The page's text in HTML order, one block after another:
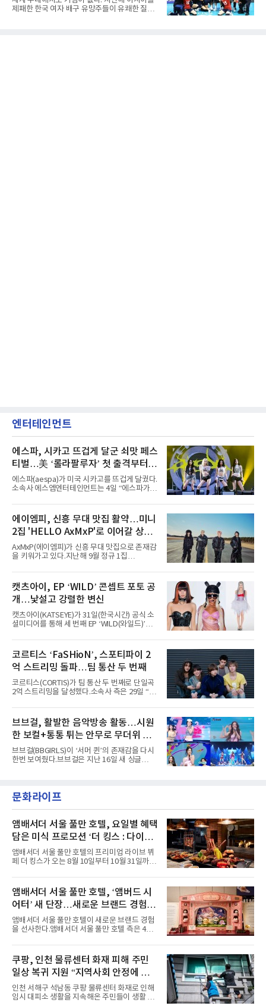
줄스(라트비아) 감독이 이끄는 대표팀은 지난달
6일 FIBA 월드컵 예선 1라운드 6차전에서 일본
제패한 한국 여자 배구 유망주들이 유쾌한 질주
엔터테인먼트
에스파, 시카고 뜨겁게 달군 쇠맛 페스
티벌…美 ‘롤라팔루자’ 첫 출격부터
증명한 존재감
에스파(aespa)가 미국 시카고를 뜨겁게 달궜다.
소속사 에스엠엔터테인먼트는 4일 “에스파가
서 열린 ‘롤라팔루자 시카고’(Lollapalooza
Chicago)의 알리안츠 스테이지에 올랐다”며
“총 14곡으로 구성된 세트리스트를 선사, 데뷔 7
년 차다운 노련한 무대 매너와 파워풀한 에너지
로 현장의 분위기를 압도했다”고 밝혔다.1991
년 시작된 ‘롤라팔루자’는 8개 스테이지, 170여
팀의 아티스트와 40만 명 이상의 관객이 운집하
코르티스 등 K팝 스타들이 출연진 명단에 이름
을 올렸다.이날 에스파는
에이엠피, 신흥 무대 맛집 활약…미니
2집 'HELLO AxMxP'로 이어갈 상승
세
AxMxP(에이엠피)가 신흥 무대 맛집으로 존재감
을 키워가고 있다.지난해 9월 정규 1집
AxMxP는 데뷔 전부터 버스킹과 각종 페스티벌,
공연 무대에 오르며 실전 경험을 쌓아왔다.이들
은 소속사 패밀리 콘서트를 비롯해 '뷰티풀 민트
라이프 2025', '2025 부산국제록페스티벌' 등 대
형 무대에 잇달아 출연해 당찬 에너지와 풋풋한
매력으로 음악팬들의 눈도장을 찍었다.이후
AxMxP는 '카운트다운 판타지 2025-2026',
정적인 실력을 입증했고, 올해 '2026 어썸뮤직
페스티벌', '뷰티풀 민트 라이프 2026', '2026
캣츠아이, EP ‘WILD’ 콘셉트 포토 공
개…낯설고 강렬한 변신
캣츠아이(KATSEYE)가 31일(한국시간) 공식 소
셜미디어를 통해 세 번째 EP ‘WILD(와일드)’의
heart(와일드 하트)’라는 제목이 붙은 콘셉트 포
토에는 멤버들의 본능적이고 야성적인 면모가
강렬하게 담겼다. 짙은 아이섀도와 푸른빛·금빛·
붉은빛의 컬러 렌즈가 비현실적인 분위기를 자
아내고, 여러 원색이 불규칙하게 뒤섞인 멀티컬
러 헤어와 과감한 블루·블랙 립 메이크업이 낯설
고도 매혹적인 비주얼을 완성했다.스타일링 역
엣을 거침없이 결합했다. 멤버들은 각기 다른 개
성을 살린 스타일링을 선
코르티스 ‘FaSHioN’, 스포티파이 2
억 스트리밍 돌파…팀 통산 두 번째
코르티스(CORTIS)가 팀 통산 두 번째로 단일곡
2억 스트리밍을 달성했다.소속사 측은 29일 “코
벌 오디오·음원 스트리밍 플랫폼 스포티파이에
서 27일 자로 누적 재생 수 2억 회를 돌파했
다”고 밝혔다.곡이 발표된 지 약 10개월 만이다.
팀의 첫 번째 2억 스트리밍 곡은 동일 음반에 수
록된 ‘GO!’다. 이 노래는 공개 약 9개월 만인 지
난달 26일 자에 2억 고지를 밟았다. 이는 최근 5
년 내 데뷔한 보이그룹의 곡 중 최단기 2억 달성
했다. “내 티, 5 bucks 바지는, 만원” 등 멤버들
의 라이프 스타일
브브걸, 활발한 음악방송 활동…시원
한 보컬+통통 튀는 안무로 무더위 사
냥
브브걸(BBGIRLS)이 ‘서머 퀸’의 존재감을 다시
한번 보여줬다.브브걸은 지난 16일 새 싱글
MBC '쇼! 음악중심', SBS '인기가요' 등 주요 음
악방송 무대에 올라 화려한 퍼포먼스를 펼쳤다.
력을 앞세워 매 무대 색다른 볼거리를 선사했다.
특히 화사한 파스텔 톤의 비치웨어부터 청량한
마린룩, 햇살 아래 반짝이는 물결을 연상시키는
스커트, 강렬한 붉은 계열의 스타일링까지 각기
다른 매력을 선보였다. 브브걸은 다채로운 여름
패션을 완벽하게 소화하며 보
문화라이프
앰배서더 서울 풀만 호텔, 요일별 혜택
담은 미식 프로모션 ‘더 킹스 : 다이닝
프리빌리지즈’ 선봬
앰배서더 서울 풀만 호텔의 프리미엄 라이브 뷔
페 더 킹스가 오는 8월 10일부터 10월 31일까지
즈’를 선보인다.앰배서더 서울 풀만 호텔 측은
“요일마다 다른 즐거움과 한층 깊어진 미식의 여
유를 경험할 수 있도록 기획했다”고 밝혔다.먼저
월요일과 화요일에는 한 주의 문을 여는 여유로
운 식사를 테마로 다양한 혜택이 마련된다. 런치
이용 시 성인 5인 이상 사전 예약 고객에게 성인
1인 무료 혜택을 제공하며, 디너 이용 시에는 성
유료 회원 고객을 대상으로 5% 추가 할인 또는
바우처 1매 추가
앰배서더 서울 풀만 호텔, ‘앰버드 시
어터’ 새 단장…새로운 브랜드 경험 선
사
앰배서더 서울 풀만 호텔이 새로운 브랜드 경험
을 선사한다.앰배서더 서울 풀만 호텔 측은 4일
이야기를 담은 인형 극장 콘셉트의 공간 ‘앰버드
시어터(Ambird Theater)’를 새롭게 선보인
다”고 밝혔다.앰배서더 서울 풀만 호텔은 로비
한편에 마련된 앰버드 존을 통해 앰버드의 세계
관을 소개해왔다. 앰버드 존은 앰버드가 우주여
행 중 수집한 다양한 굿즈를 전시한 '앰버드 플래
닛(Ambird Planet)과 계절별 플라워 연출로 사
쿠팡, 인천 물류센터 화재 피해 주민
일상 복귀 지원 “지역사회 안정에 총
력”
인천 서해구 석남동 쿠팡 물류센터 화재로 인해
임시 대피소 생활을 지속해온 주민들이 생활 터